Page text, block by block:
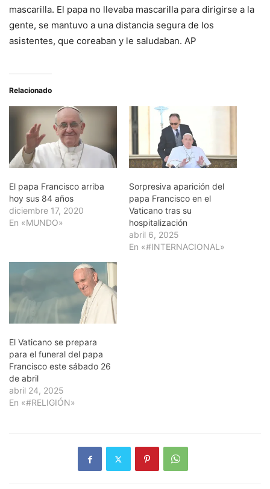
mascarilla. El papa no llevaba mascarilla para dirigirse a la
gente, se mantuvo a una distancia segura de los
asistentes, que coreaban y le saludaban. AP
Relacionado
El papa Francisco arriba
hoy sus 84 años
diciembre 17, 2020
En «MUNDO»
Sorpresiva aparición del
papa Francisco en el
Vaticano tras su
hospitalización
abril 6, 2025
En «#INTERNACIONAL»
El Vaticano se prepara
para el funeral del papa
Francisco este sábado 26
de abril
abril 24, 2025
En «#RELIGIÓN»